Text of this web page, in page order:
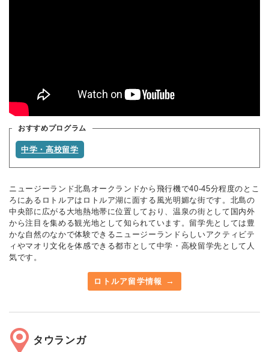
おすすめプログラム
中学・高校留学
ニュージーランド北島オークランドから飛行機で40-45分程度のとこ
ろにあるロトルアはロトルア湖に面する風光明媚な街です。北島の
中央部に広がる大地熱地帯に位置しており、温泉の街として国内外
から注目を集める観光地として知られています。留学先としては豊
かな自然のなかで体験できるニュージーランドらしいアクティビテ
ィやマオリ文化を体感できる都市として中学・高校留学先として人
気です。
ロトルア留学情報
タウランガ